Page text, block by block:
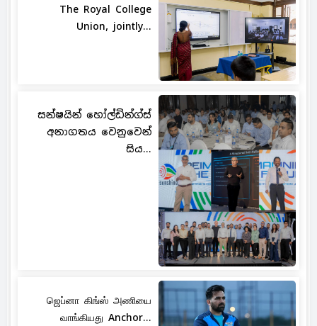
The Royal College
Union, jointly...
සන්ෂයින් හෝල්ඩින්ග්ස්
අනාගතය වෙනුවෙන්
සිය...
ஜெப்னா கிங்ஸ் அணியை
வாங்கியது Anchor...